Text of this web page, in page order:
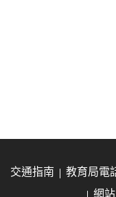
交通指南 教育局電
網